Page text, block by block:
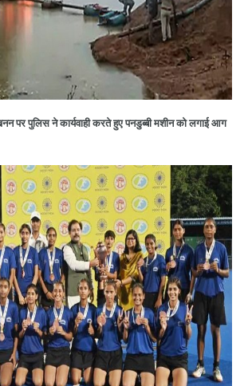
पर पुलिस ने कार्यवाही करते हुए पनडुब्बी मशीन को लगाई आग